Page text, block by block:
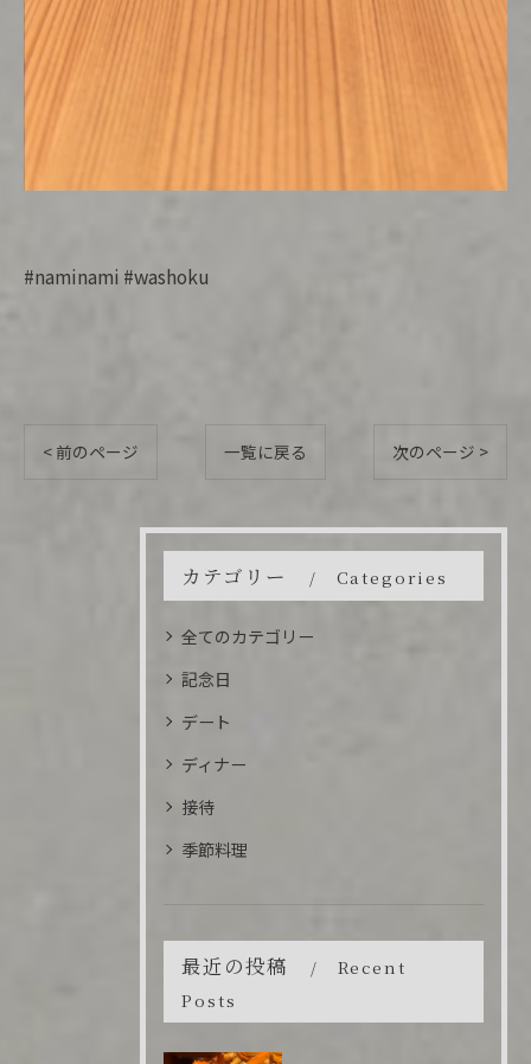
#naminami #washoku
< 前のページ 一覧に戻る 次のページ >
カテゴリー Categories
全てのカテゴリー
記念日
デート
ディナー
接待
季節料理
最近の投稿
Recent
Posts